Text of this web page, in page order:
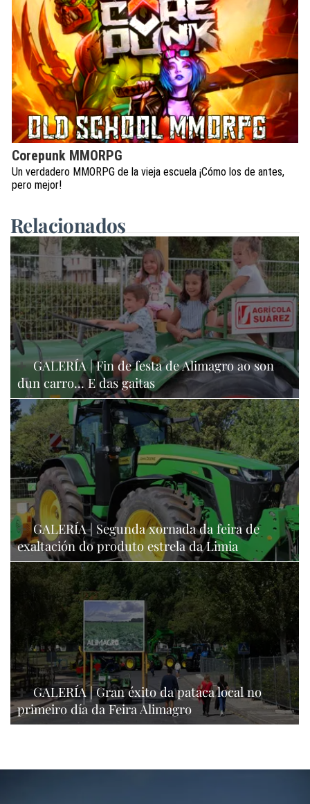
Corepunk MMORPG
Un verdadero MMORPG de la vieja escuela ¡Cómo los de antes,
pero mejor!
Relacionados
GALERÍA | Fin de festa de Alimagro ao son
dun carro... E das gaitas
GALERÍA | Segunda xornada da feira de
exaltación do produto estrela da Limia
GALERÍA | Gran éxito da pataca local no
primeiro día da Feira Alimagro